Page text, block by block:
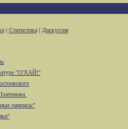
| Статистика| Дискуссия
"О'ХАЙ!"
пампасы"